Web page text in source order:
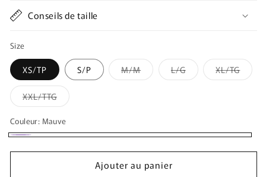
Conseils de taille
Size
XS/TP S/P M/MVariante
épuisée
L/GVariante
épuisée
XL/TG
XXL/TTGVariante
épuisée
indisponible
Couleur: Mauve
Ajouter au panier